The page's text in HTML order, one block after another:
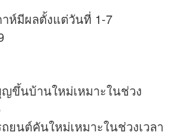
ห์มีผลตั้งแต่วันที่ 1-7
ขึ้นบ้านใหม่เหมาะในช่วง
ยนต์คันใหม่เหมาะในช่วงเวลา